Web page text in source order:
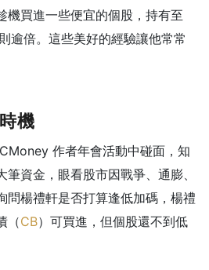
機買進一些便宜的個股，持有至
逾倍。這些美好的經驗讓他常常
機
作者年會活動中碰面，知
資金，眼看股市因戰爭、通膨、
問楊禮軒是否打算逢低加碼，楊禮
（CB）可買進，但個股還不到低